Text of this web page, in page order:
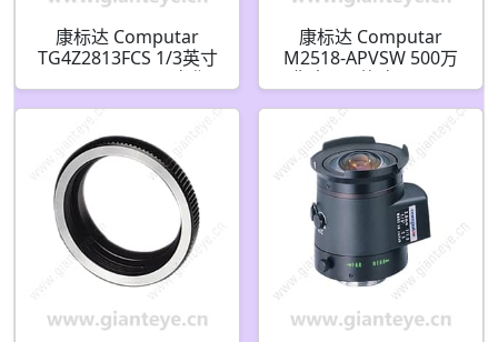
康标达 Computar
TG4Z2813FCS 1/3英寸
2.8-12mm F1.3 变焦
康标达 Computar
M2518-APVSW 500万
像素 2/3英寸 25mm
APO 可见光短波红外镜
头 适用于宽带使用(C接
口)